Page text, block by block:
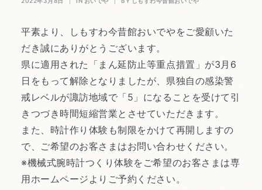
平素より、しもすわ今昔館おいでやをご愛顧いた
だき誠にありがとうございます。
県に適用された「まん延防止等重点措置」が3月6
日をもって解除となりましたが、県独自の感染警
戒レベルが諏訪地域で「5」になることを受けて引
きつづき時間短縮営業とさせていただきます。
また、時計作り体験も制限をかけて再開しますの
で、ご希望のお客さまはお問い合わせください。
※機械式腕時計つくり体験をご希望のお客さまは専
用ホームページよりご予約ください。